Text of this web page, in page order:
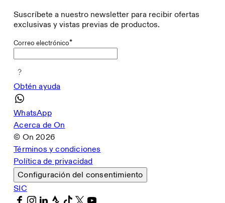
Suscríbete a nuestro newsletter para recibir ofertas
exclusivas y vistas previas de productos.
Correo electrónico*
Obtén ayuda
WhatsApp
Acerca de On
© On2026
Términos y condiciones
Política de privacidad
Configuración del consentimiento
SIC